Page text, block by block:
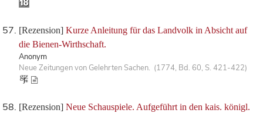
[Rezension] Kurze Anleitung für das Landvolk in Absicht auf
die Bienen-Wirthschaft.
Anonym
Neue Zeitungen von Gelehrten Sachen. (1774, Bd. 60, S. 421-422)
[Rezension] Neue Schauspiele. Aufgeführt in den kais. königl.